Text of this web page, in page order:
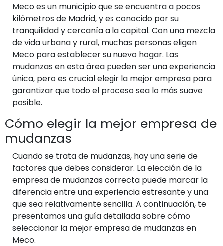
Meco es un municipio que se encuentra a pocos
kilómetros de Madrid, y es conocido por su
tranquilidad y cercanía a la capital. Con una mezcla
de vida urbana y rural, muchas personas eligen
Meco para establecer su nuevo hogar. Las
mudanzas en esta área pueden ser una experiencia
única, pero es crucial elegir la mejor empresa para
garantizar que todo el proceso sea lo más suave
posible.
Cómo elegir la mejor empresa de
mudanzas
Cuando se trata de mudanzas, hay una serie de
factores que debes considerar. La elección de la
empresa de mudanzas correcta puede marcar la
diferencia entre una experiencia estresante y una
que sea relativamente sencilla. A continuación, te
presentamos una guía detallada sobre cómo
seleccionar la mejor empresa de mudanzas en
Meco.